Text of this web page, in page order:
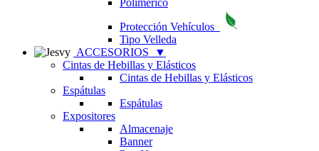
Polimérico
Protección Vehículos
Tipo Velleda
ACCESORIOS
▼
Cintas de Hebillas y Elásticos
Cintas de Hebillas y Elásticos
Espátulas
Espátulas
Expositores
Almacenaje
Banner